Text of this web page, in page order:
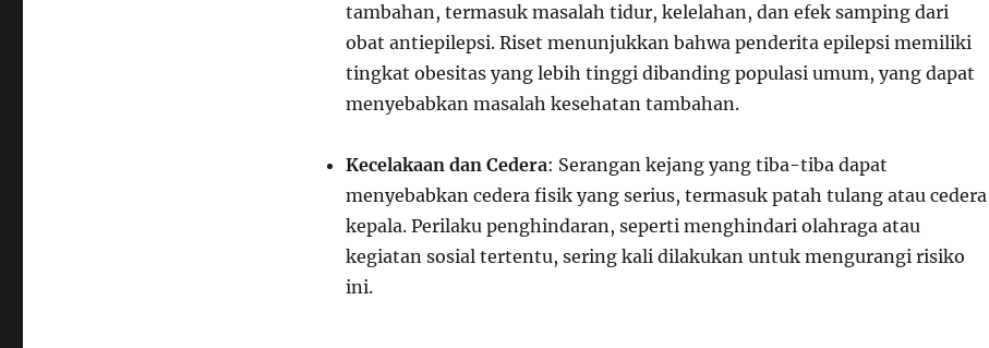
tambahan, termasuk masalah tidur, kelelahan, dan efek samping dari
obat antiepilepsi. Riset menunjukkan bahwa penderita epilepsi memiliki
tingkat obesitas yang lebih tinggi dibanding populasi umum, yang dapat
menyebabkan masalah kesehatan tambahan.
Kecelakaan dan Cedera: Serangan kejang yang tiba-tiba dapat
menyebabkan cedera fisik yang serius, termasuk patah tulang atau cedera
kepala. Perilaku penghindaran, seperti menghindari olahraga atau
kegiatan sosial tertentu, sering kali dilakukan untuk mengurangi risiko
ini.